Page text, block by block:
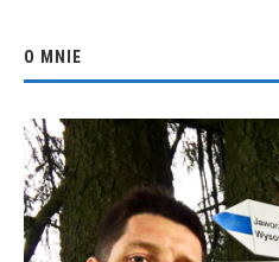
O MNIE